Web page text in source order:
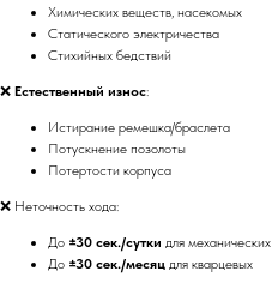
Химических веществ, насекомых
Статического электричества
Стихийных бедствий
❌ Естественный износ:
Истирание ремешка/браслета
Потускнение позолоты
Потертости корпуса
❌ Неточность хода:
До ±30 сек./сутки для
До ±30 сек./месяц для кварцевых